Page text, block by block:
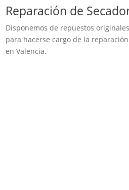
Reparación de
Disponemos de repuestos
para hacerse cargo de la
en Valencia.